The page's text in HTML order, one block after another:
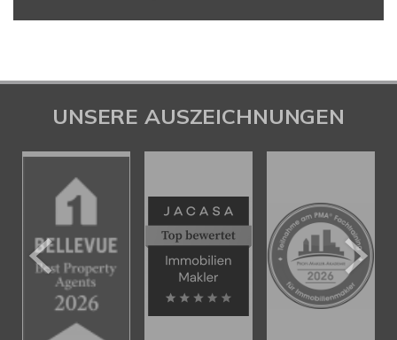
UNSERE AUSZEICHNUNGEN